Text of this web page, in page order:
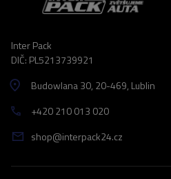
Inter Pack
DIČ: PL5213739921
Budowlana 30, 20-469, Lublin
+420 210 013 020
shop@interpack24.cz